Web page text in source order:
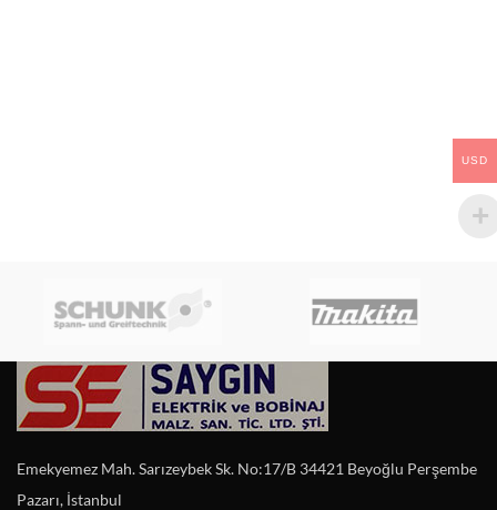
Emekyemez Mah. Sarızeybek Sk. No:17/B 34421 Beyoğlu Perşembe
Pazarı, İstanbul
USD